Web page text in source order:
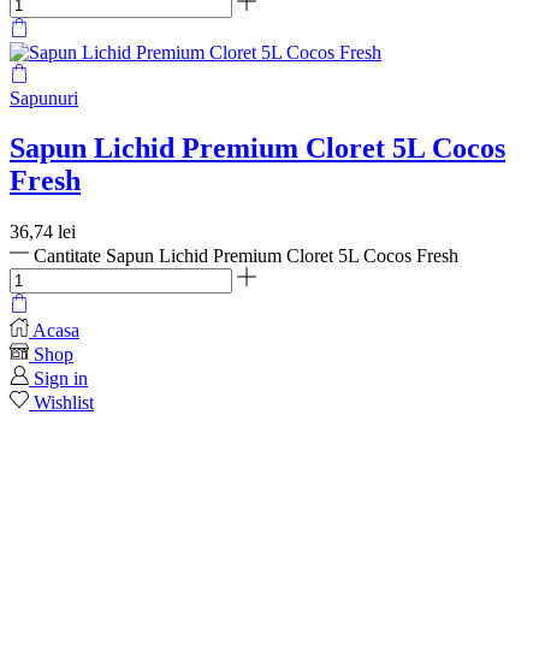
Sapunuri
Sapun Lichid Premium Cloret 5L Cocos
Fresh
36,74 lei
Cantitate Sapun Lichid Premium Cloret 5L Cocos Fresh
Acasa
Shop
Sign in
Wishlist